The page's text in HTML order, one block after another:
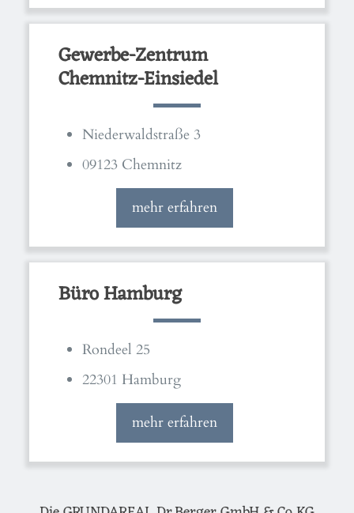
Gewerbe-Zentrum
Chemnitz-Einsiedel
Niederwaldstraße 3
09123 Chemnitz
mehr erfahren
Büro Hamburg
Rondeel 25
22301 Hamburg
mehr erfahren